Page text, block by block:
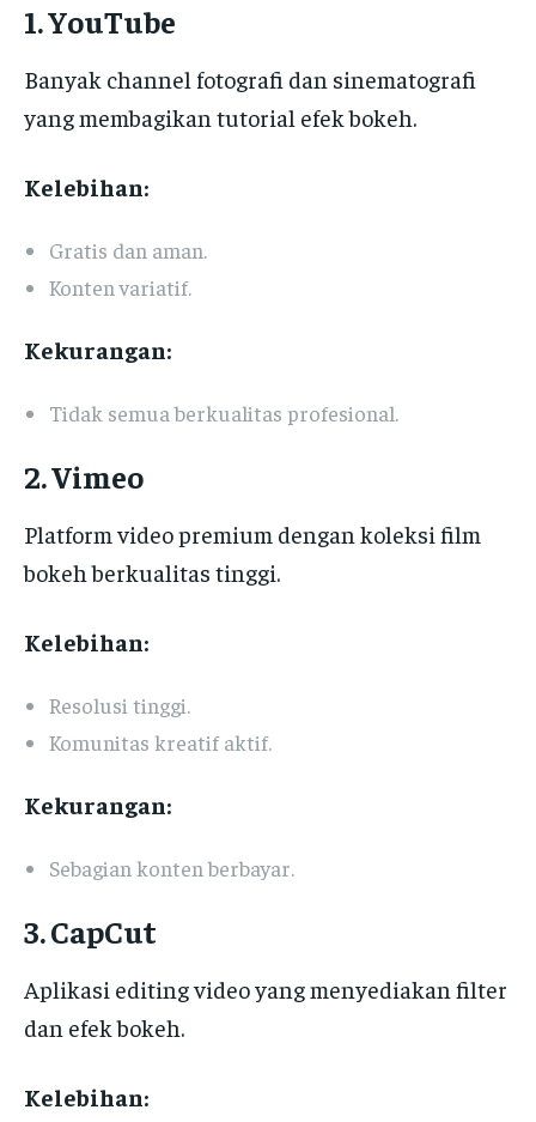
1. YouTube
Banyak channel fotografi dan sinematografi
yang membagikan tutorial efek bokeh.
Kelebihan:
Gratis dan aman.
Konten variatif.
Kekurangan:
Tidak semua berkualitas profesional.
2. Vimeo
Platform video premium dengan koleksi film
bokeh berkualitas tinggi.
Kelebihan:
Resolusi tinggi.
Komunitas kreatif aktif.
Kekurangan:
Sebagian konten berbayar.
3. CapCut
Aplikasi editing video yang menyediakan filter
dan efek bokeh.
Kelebihan: